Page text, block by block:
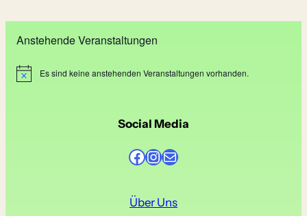
Anstehende Veranstaltungen
H
Es sind keine anstehenden Veranstaltungen vorhanden.
Social Media
Facebook InstagramE-Mail
Über Uns